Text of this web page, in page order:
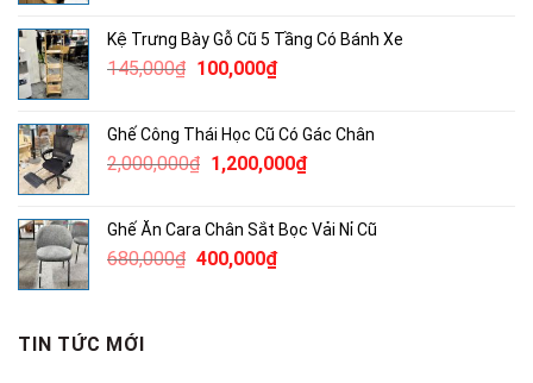
172,000₫. là:
100,000₫.
Kệ Trưng Bày Gỗ Cũ 5 Tầng Có Bánh Xe
145,000₫ Giá
145,000₫.
100,000₫Giá
là:
100,000₫.
Ghế Công Thái Học Cũ Có Gác Chân
2,000,000₫ Giá
2,000,000₫.
1,200,000₫Giá
là:
Ghế Ăn Cara Chân Sắt Bọc Vải Nỉ Cũ
680,000₫ Giá
400,000₫Giá
TIN TỨC MỚI